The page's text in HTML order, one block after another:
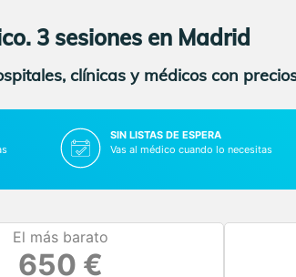
3 sesiones en Madrid
clínicas y médicos con
SIN LISTAS DE ESPERA
Vas al médico cuando lo necesitas
El más barato
650 €